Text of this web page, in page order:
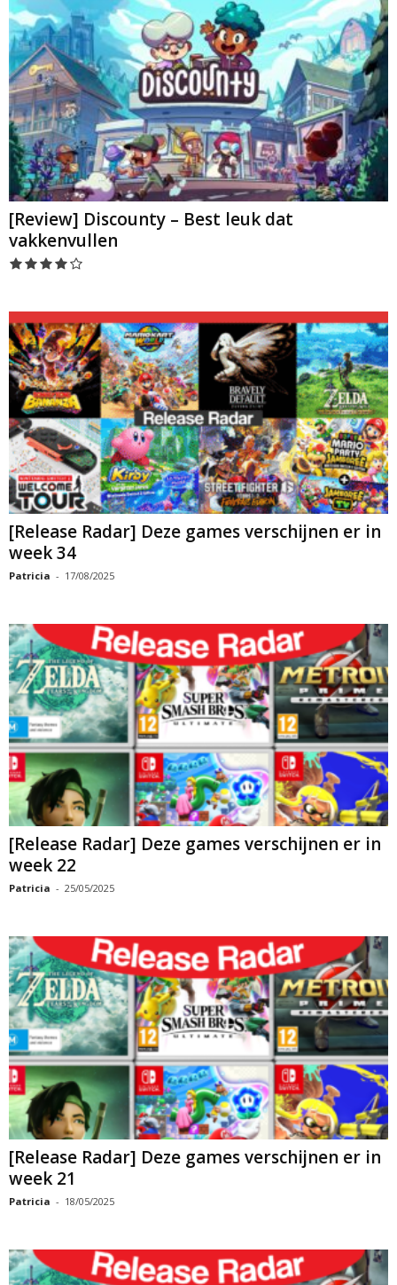
[Review] Discounty – Best leuk dat
vakkenvullen
[Release Radar] Deze games verschijnen er in
week 34
Patricia - 17/08/2025
[Release Radar] Deze games verschijnen er in
week 22
Patricia - 25/05/2025
[Release Radar] Deze games verschijnen er in
week 21
Patricia - 18/05/2025